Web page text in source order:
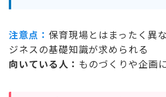
注意点： 保育現場とはまったく異
ジネスの基礎知識が求められる
向いている人： ものづくりや企画